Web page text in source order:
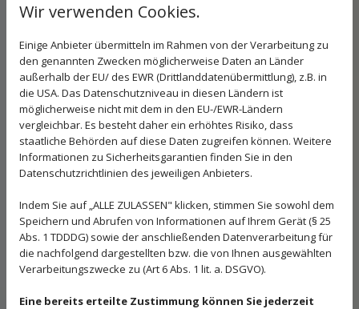
Wir verwenden Cookies.
Einige Anbieter übermitteln im Rahmen von der Verarbeitung zu
den genannten Zwecken möglicherweise Daten an Länder
außerhalb der EU/ des EWR (Drittlanddatenübermittlung), z.B. in
die USA. Das Datenschutzniveau in diesen Ländern ist
möglicherweise nicht mit dem in den EU-/EWR-Ländern
vergleichbar. Es besteht daher ein erhöhtes Risiko, dass
staatliche Behörden auf diese Daten zugreifen können. Weitere
Informationen zu Sicherheitsgarantien finden Sie in den
Datenschutzrichtlinien des jeweiligen Anbieters.
Indem Sie auf „ALLE ZULASSEN" klicken, stimmen Sie sowohl dem
Speichern und Abrufen von Informationen auf Ihrem Gerät (§ 25
Abs. 1 TDDDG) sowie der anschließenden Datenverarbeitung für
die nachfolgend dargestellten bzw. die von Ihnen ausgewählten
Verarbeitungszwecke zu (Art 6 Abs. 1 lit. a. DSGVO).
Eine bereits erteilte Zustimmung können Sie jederzeit